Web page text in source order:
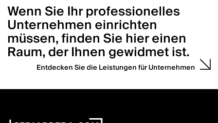
Wenn Sie Ihr professionelles
Unternehmen einrichten
müssen, finden Sie hier einen
Raum, der Ihnen gewidmet ist.
Entdecken Sie die Leistungen für Unternehmen